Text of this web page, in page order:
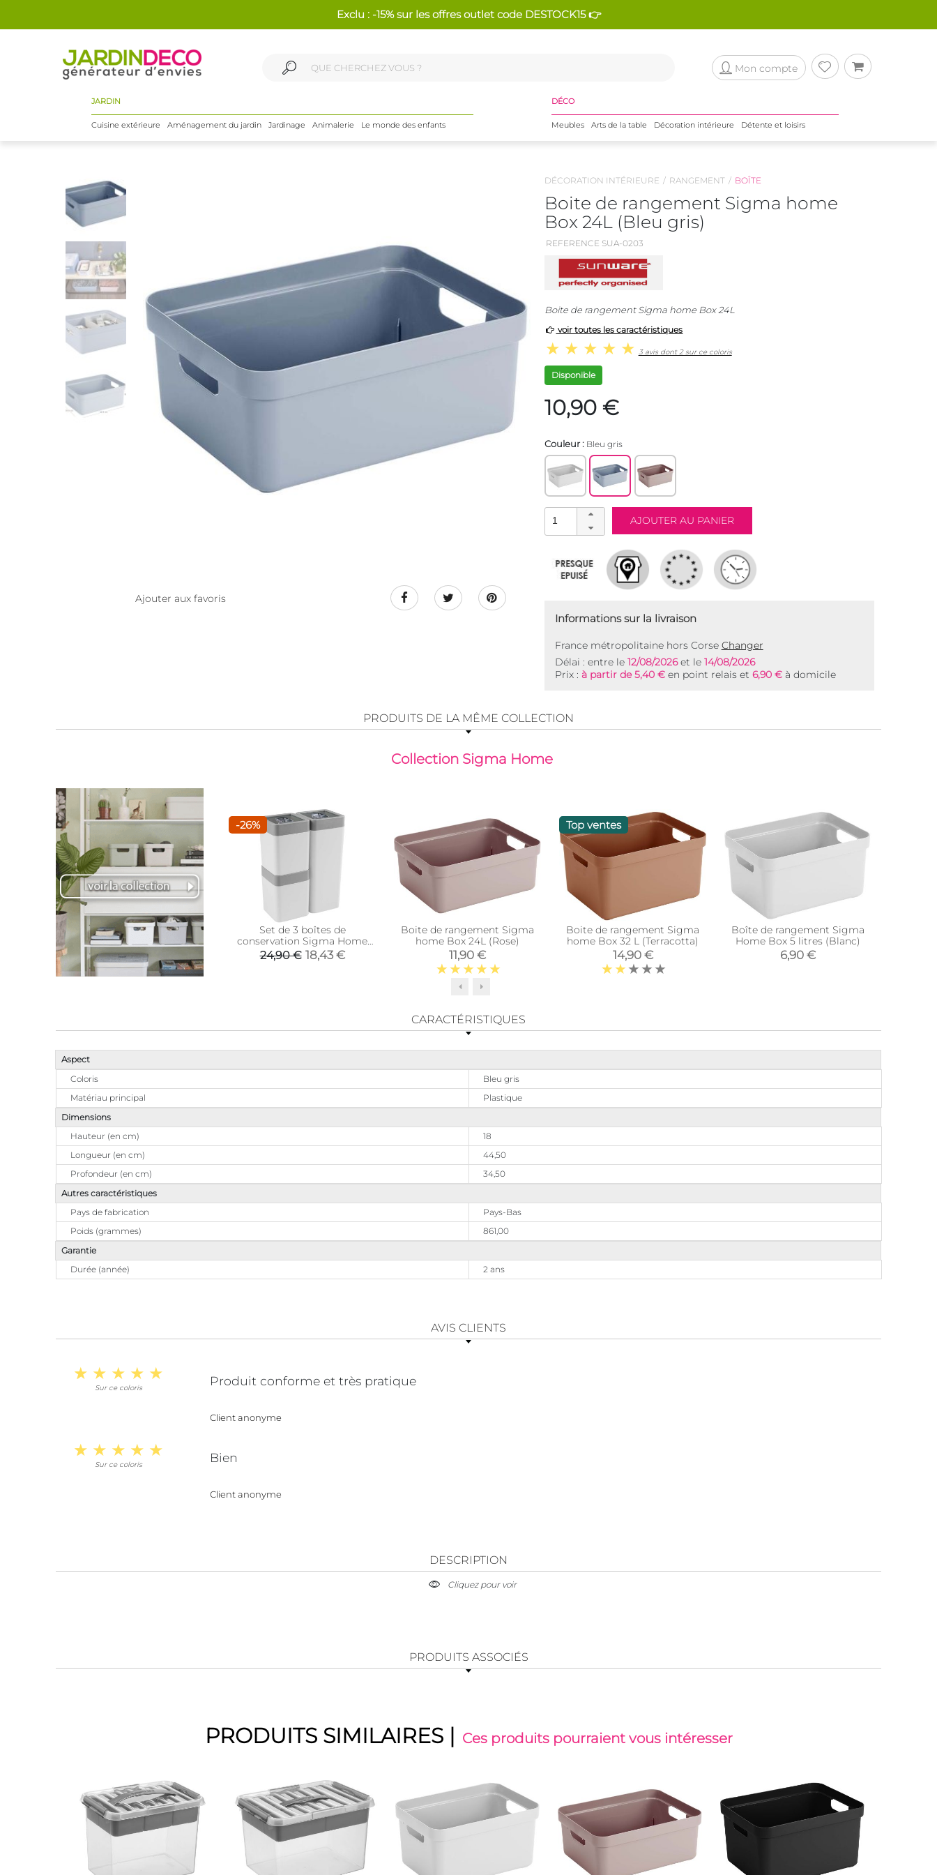
Exclu : -15% sur les offres outlet code DESTOCK15 👉
Mon compte
JARDIN
Cuisine extérieure Aménagement du jardin Jardinage Animalerie Le monde des enfants
DÉCO
Meubles Arts de la table Décoration intérieure Détente et loisirs
Ajouter aux favoris
DÉCORATION INTÉRIEURE RANGEMENT BOÎTE
Boite de rangement Sigma home
Box 24L (Bleu gris)
REFERENCE SUA-0203
Boite de rangement Sigma home Box 24L
voir toutes les caractéristiques
3 avis dont 2 sur ce coloris
Disponible
10,90 €
Couleur : Bleu gris
Informations sur la livraison
France métropolitaine hors Corse Changer
Délai : entre le 12/08/2026et le 14/08/2026
Prix : à partir de 5,40 € en point relais et 6,90 €à domicile
PRODUITS DE LA MÊME COLLECTION
Collection Sigma Home
-26%
Set de 3 boîtes de
conservation Sigma Home
Dry food
24,90 € 18,43 €
Boite de rangement Sigma
home Box 24L (Rose)
11,90 €
Top ventes
Boite de rangement Sigma
home Box 32 L (Terracotta)
14,90 €
Boîte de rangement Sigma
Home Box 5 litres (Blanc)
6,90 €
CARACTÉRISTIQUES
Aspect
Coloris
Bleu gris
Matériau principal
Plastique
Dimensions
Hauteur (en cm)
18
Longueur (en cm)
44,50
Profondeur (en cm)
34,50
Autres caractéristiques
Pays de fabrication
Pays-Bas
Poids (grammes)
861,00
Garantie
Durée (année)
2 ans
AVIS CLIENTS
Sur ce coloris Produit conforme et très pratique
Client anonyme
Sur ce coloris Bien
Client anonyme
DESCRIPTION
Cliquez pour voir
PRODUITS ASSOCIÉS
PRODUITS SIMILAIRES | Ces produits pourraient vous intéresser